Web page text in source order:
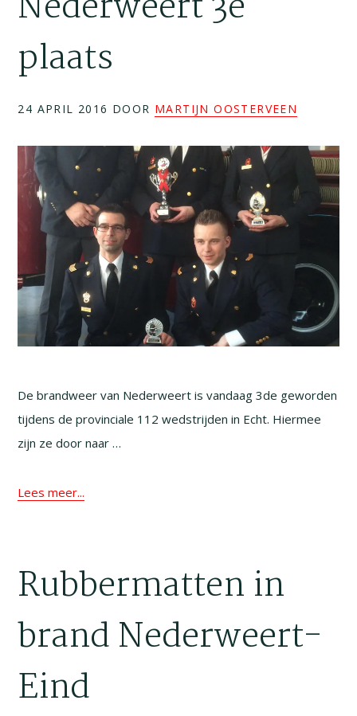
plaats
24 APRIL 2016 DOOR MARTIJN OOSTERVEEN
De brandweer van Nederweert is vandaag 3de geworden
tijdens de provinciale 112 wedstrijden in Echt. Hiermee
zijn ze door naar …
Lees meer...
Rubbermatten in
brand Nederweert-
Eind